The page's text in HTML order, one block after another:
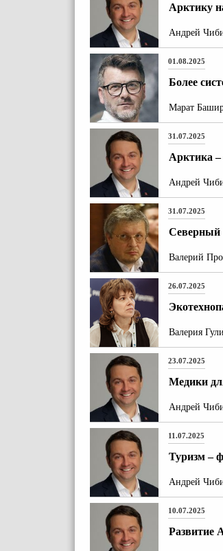
Арктику
Андрей
01.08.2025
Более
Марат
31.07.2025
Арктика
Андрей
31.07.2025
Северный
Валерий
26.07.2025
Валерия
23.07.2025
Медики
Андрей
11.07.2025
Туризм –
Андрей
10.07.2025
Развитие